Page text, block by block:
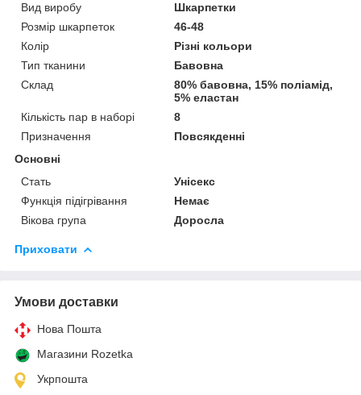
Вид виробу
Шкарпетки
Розмір шкарпеток
46-48
Колір
Різні кольори
Тип тканини
Бавовна
Склад
80% бавовна, 15% поліамід,
5% еластан
Кількість пар в наборі
8
Призначення
Повсякденні
Основні
Стать
Унісекс
Функція підігрівання
Немає
Вікова група
Доросла
Приховати
Умови доставки
Нова Пошта
Магазини Rozetka
Укрпошта